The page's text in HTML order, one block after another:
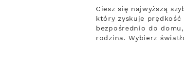
Ciesz się najwyższą
który zyskuje
bezpośrednio do
rodzina. Wybierz